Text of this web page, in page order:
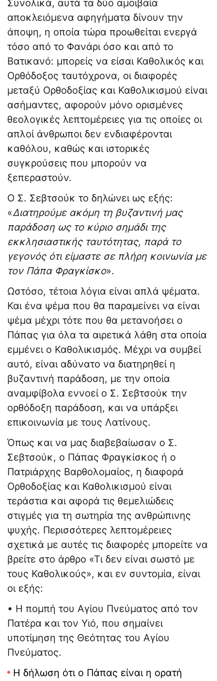
Συνολικά, αυτά τα δύο αμοιβαία
αποκλειόμενα αφηγήματα δίνουν την
άποψη, η οποία τώρα προωθείται ενεργά
τόσο από το Φανάρι όσο και από το
Βατικανό: μπορείς να είσαι Καθολικός και
Ορθόδοξος ταυτόχρονα, οι διαφορές
μεταξύ Ορθοδοξίας και Καθολικισμού είναι
ασήμαντες, αφορούν μόνο ορισμένες
θεολογικές λεπτομέρειες για τις οποίες οι
απλοί άνθρωποι δεν ενδιαφέρονται
καθόλου, καθώς και ιστορικές
συγκρούσεις που μπορούν να
ξεπεραστούν.
Ο Σ. Σεβτσούκ το δηλώνει ως εξής:
«Διατηρούμε ακόμη τη βυζαντινή μας
παράδοση ως το κύριο σημάδι της
εκκλησιαστικής ταυτότητας, παρά το
γεγονός ότι είμαστε σε πλήρη κοινωνία με
τον Πάπα Φραγκίσκο».
Ωστόσο, τέτοια λόγια είναι απλά ψέματα.
Και ένα ψέμα που θα παραμείνει να είναι
ψέμα μέχρι τότε που θα μετανοήσει ο
Πάπας για όλα τα αιρετικά λάθη στα οποία
εμμένει ο Καθολικισμός. Μέχρι να συμβεί
αυτό, είναι αδύνατο να διατηρηθεί η
βυζαντινή παράδοση, με την οποία
αναμφίβολα εννοεί ο Σ. Σεβτσούκ την
ορθόδοξη παράδοση, και να υπάρξει
επικοινωνία με τους Λατίνους.
Όπως και να μας διαβεβαίωσαν ο Σ.
Σεβτσούκ, ο Πάπας Φραγκίσκος ή ο
Πατριάρχης Βαρθολομαίος, η διαφορά
Ορθοδοξίας και Καθολικισμού είναι
τεράστια και αφορά τις θεμελιώδεις
στιγμές για τη σωτηρία της ανθρώπινης
ψυχής. Περισσότερες λεπτομέρειες
σχετικά με αυτές τις διαφορές μπορείτε να
βρείτε στο άρθρο «Τι δεν είναι σωστό με
τους Καθολικούς», και εν συντομία, είναι
οι εξής:
• Η πομπή του Αγίου Πνεύματος από τον
Πατέρα και τον Υιό, που σημαίνει
υποτίμηση της Θεότητας του Αγίου
Πνεύματος.
Η δήλωση ότι ο Πάπας είναι η ορατή